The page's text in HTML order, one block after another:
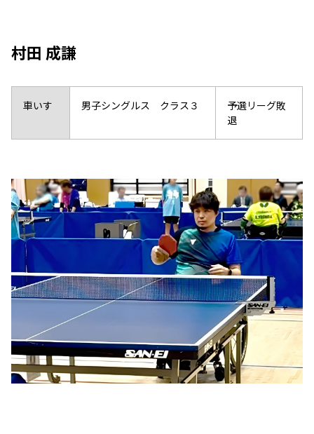
村田 成謙
車いす 男子シングルス クラス３
予選リーグ敗
退